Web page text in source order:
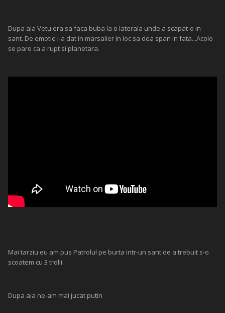
Dupa aia Vetu era sa faca buba la o laterala unde a scapat-o in
sant. De emotie i-a dat in marsalier in loc sa dea span in fata...Acolo
se pare ca a rupt si planetara.
Mai tarziu eu am pus Patrolul pe burta intr-un sant de a trebuit s-o
scoatem cu 3 trolii.
Dupa aia ne-am mai jucat putin